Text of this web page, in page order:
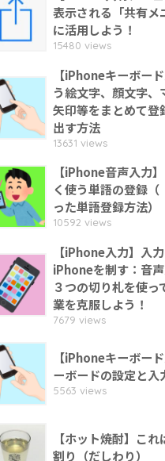
表示される「共有メ
に活用しよう！
15480 views
【iPhoneキーボー
う絵文字、顔文字、
矢印等をまとめて登
出す方法
13631 views
【iPhone音声入力
く使う単語の登録（
った単語登録方法）
10592 views
【iPhone入力】入
iPhoneを制す：音
３つの切り札を使っ
業を克服しよう！
7679 views
【iPhoneキーボー
ーボードの設定と入
5563 views
【ホット焼酎】こ
割り（だしわり）